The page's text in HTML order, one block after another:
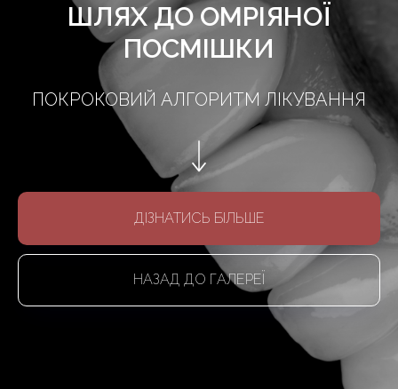
ШЛЯХ ДО ОМРІЯНОЇ
ПОСМІШКИ
ПОКРОКОВИЙ АЛГОРИТМ ЛІКУВАННЯ
ДІЗНАТИСЬ БІЛЬШЕ
НАЗАД ДО ГАЛЕРЕЇ